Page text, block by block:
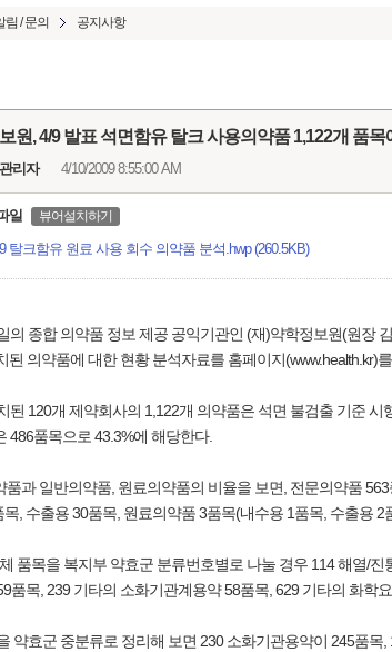
림 / 문의 공지사항
원, 4/9 발표 석면함유 탈크 사용의약품 1,122개 품목
관리자 4/10/2009 8:55:00 AM
일 뷰어설치하기
탈크함유 원료 사용 회수 의약품 분석.hwp (260.5KB)
의 종합 의약품 정보 제공 공익기관인 (재)약학정보원(원장
된 의약품에 대한 현황 분석자료를 홈페이지(www.health.kr)
된 120개 제약회사의 1,122개 의약품은 석면 불검출 기준
486품목으로 43.3%에 해당한다.
품과 일반의약품, 원료의약품의 비율을 보면, 전문의약품
목, 수출용 30품목, 원료의약품 3품목(내수용 1품목, 수출용
품목을 복지부 약효군 분류번호별로 나눌 경우 114 해열/
품목, 239 기타의 소화기관계용약 58품목, 629 기타의 화학
약효군 중분류로 정리해 보면 230 소화기관용약이 245품